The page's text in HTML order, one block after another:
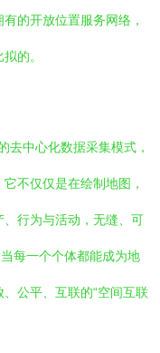
的开放位置服务网络，
的。
去中心化数据采集模式，
不仅仅是在绘制地图，
行为与活动，无缝、可
每一个个体都能成为地
公平、互联的“空间互联